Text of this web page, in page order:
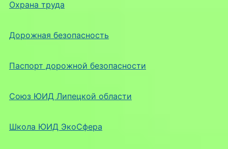
Охрана труда
Дорожная безопасность
Паспорт дорожной безопасности
Союз ЮИД Липецкой области
Школа ЮИД ЭкоСфера